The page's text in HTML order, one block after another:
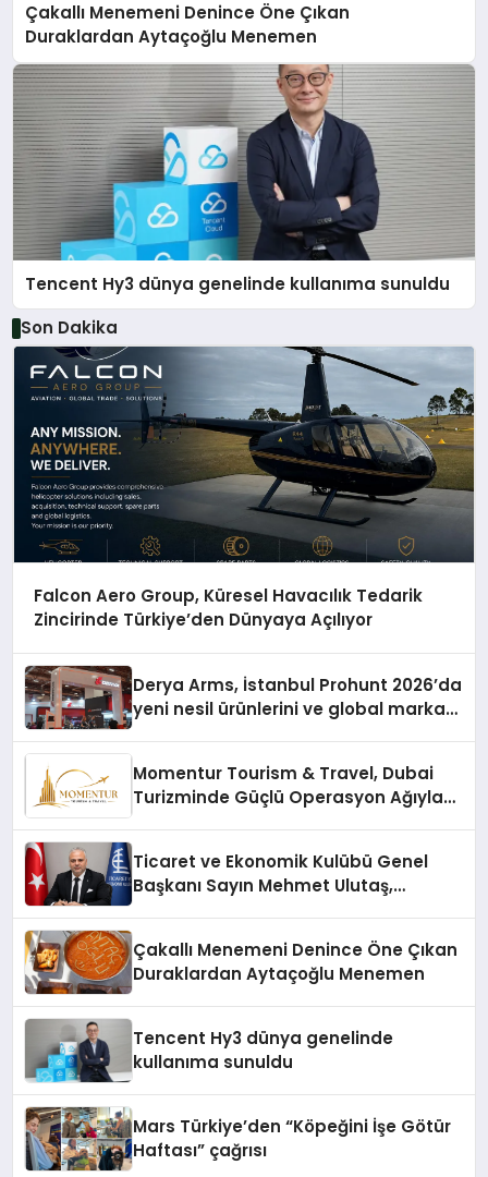
Çakallı Menemeni Denince Öne Çıkan
Duraklardan Aytaçoğlu Menemen
Tencent Hy3 dünya genelinde kullanıma sunuldu
Son Dakika
Falcon Aero Group, Küresel Havacılık Tedarik
Zincirinde Türkiye’den Dünyaya Açılıyor
Derya Arms, İstanbul Prohunt 2026’da
yeni nesil ürünlerini ve global marka
Momentur Tourism & Travel, Dubai
Turizminde Güçlü Operasyon Ağıyla
Ticaret ve Ekonomik Kulübü Genel
Başkanı Sayın Mehmet Ulutaş,
Çakallı Menemeni Denince Öne Çıkan
Duraklardan Aytaçoğlu Menemen
Tencent Hy3 dünya genelinde
kullanıma sunuldu
Mars Türkiye’den “Köpeğini İşe Götür
Haftası” çağrısı